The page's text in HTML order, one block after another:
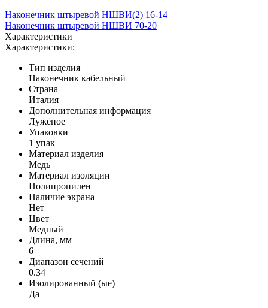
Наконечник штыревой НШВИ(2) 16-14
Наконечник штыревой НШВИ 70-20
Характеристики
Характеристики:
Тип изделия
Наконечник кабельный
Страна
Италия
Дополнительная информация
Лужёное
Упаковки
1 упак
Материал изделия
Медь
Материал изоляции
Полипропилен
Наличие экрана
Нет
Цвет
Медный
Длина, мм
6
Диапазон сечений
0.34
Изолированный (ые)
Да